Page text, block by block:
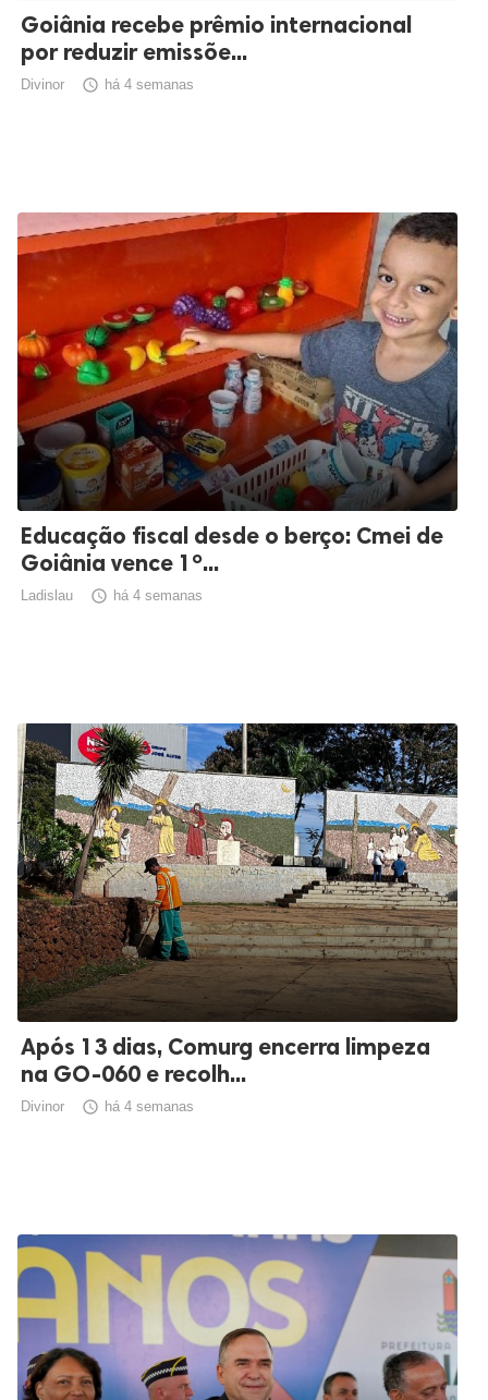
Goiânia recebe prêmio internacional
por reduzir emissõe...
Divinor  há 4 semanas
Educação fiscal desde o berço: Cmei de
Goiânia vence 1º...
Ladislau  há 4 semanas
Após 13 dias, Comurg encerra limpeza
na GO-060 e recolh...
Divinor  há 4 semanas